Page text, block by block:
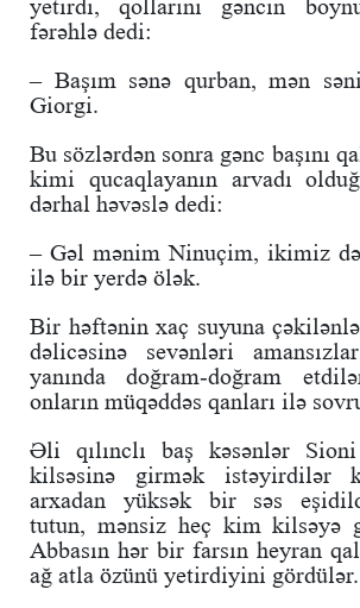
yetirdi, qollarını gəncin
fərəhlə dedi:
– Başım sənə qurban, mən
Giorgi.
Bu sözlərdən sonra gənc başını
kimi qucaqlayanın arvadı
dərhal həvəslə dedi:
– Gəl mənim Ninuçim, ikimiz
ilə bir yerdə ölək.
Bir həftənin xaç suyuna
dəlicəsinə sevənləri
yanında doğram-doğram
onların müqəddəs qanları ilə
Əli qılınclı baş kəsənlər
kilsəsinə girmək istəyirdilər
arxadan yüksək bir səs
tutun, mənsiz heç kim kilsəyə
Abbasın hər bir farsın heyran
ağ atla özünü yetirdiyini gördülər.